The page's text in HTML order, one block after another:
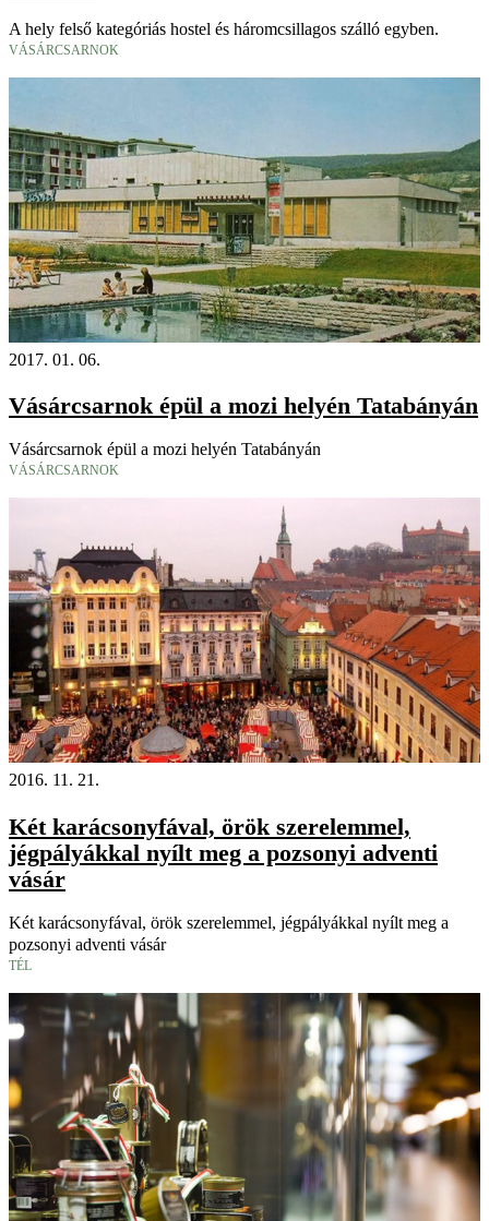
A hely felső kategóriás hostel és háromcsillagos szálló egyben.
VÁSÁRCSARNOK
2017. 01. 06.
Vásárcsarnok épül a mozi helyén Tatabányán
Vásárcsarnok épül a mozi helyén Tatabányán
VÁSÁRCSARNOK
2016. 11. 21.
Két karácsonyfával, örök szerelemmel,
jégpályákkal nyílt meg a pozsonyi adventi
vásár
Két karácsonyfával, örök szerelemmel, jégpályákkal nyílt meg a
pozsonyi adventi vásár
TÉL